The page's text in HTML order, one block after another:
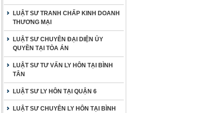
LUẬT SƯ TRANH CHẤP KINH DOANH
THƯƠNG MẠI
LUẬT SƯ CHUYÊN ĐẠI DIỆN ỦY
QUYỀN TẠI TÒA ÁN
LUẬT SƯ TƯ VẤN LY HÔN TẠI BÌNH
TÂN
LUẬT SƯ LY HÔN TẠI QUẬN 6
LUẬT SƯ CHUYÊN LY HÔN TẠI BÌNH